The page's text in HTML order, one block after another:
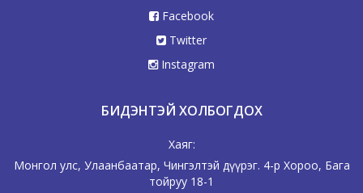
Facebook
Twitter
Instagram
БИДЭНТЭЙ ХОЛБОГДОХ
Хаяг:
Монгол улс, Улаанбаатар, Чингэлтэй дүүрэг. 4-р Хороо, Бага
тойруу 18-1